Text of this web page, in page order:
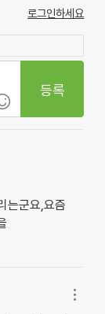
로그인하세요
등록
는군요,요즘